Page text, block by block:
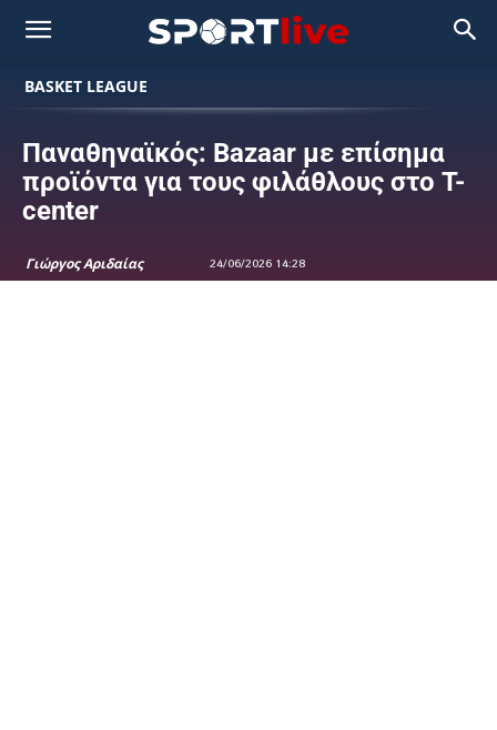
BASKET LEAGUE
Παναθηναϊκός: Bazaar με επίσημα
προϊόντα για τους φιλάθλους στο T-
center
Γιώργος Αριδαίας 24/06/2026 14:28